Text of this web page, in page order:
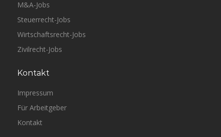
M&A-Jobs
Steuerrecht-Jobs
Wirtschaftsrecht-Jobs
Zivilrecht-Jobs
Kontakt
Impressum
Für Arbeitgeber
Kontakt